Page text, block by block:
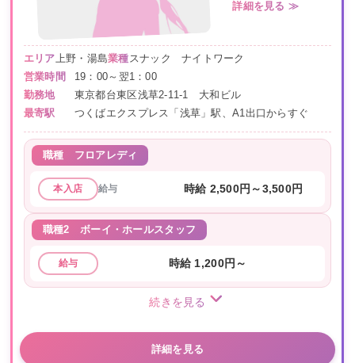
詳細を見る ≫
エリア上野・湯島業種スナック ナイトワーク
営業時間
19：00～翌1：00
勤務地
東京都台東区浅草2-11-1 大和ビル
最寄駅
つくばエクスプレス「浅草」駅、A1出口からすぐ
職種 フロアレディ
本入店 給与 時給 2,500円～3,500円
職種2 ボーイ・ホールスタッフ
給与 時給 1,200円～
続きを見る
詳細を見る